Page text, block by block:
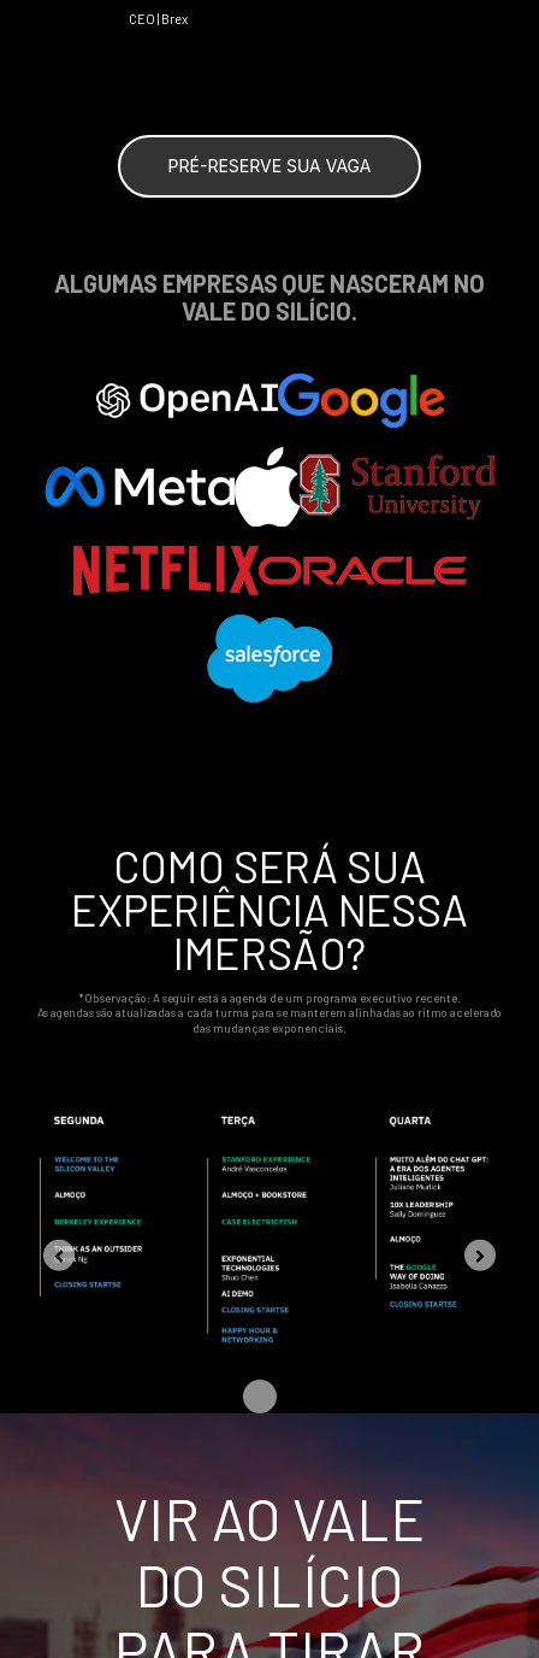
CEO | Brex
ALGUMAS EMPRESAS QUE NASCERAM NO
VALE DO SILÍCIO.
COMO SERÁ SUA
EXPERIÊNCIA NESSA
IMERSÃO?
*Observação: A seguir está a agenda de um programa executivo recente.
As agendas são atualizadas a cada turma para se manterem alinhadas ao ritmo acelerado
das mudanças exponenciais.
VIR AO VALE
DO SILÍCIO